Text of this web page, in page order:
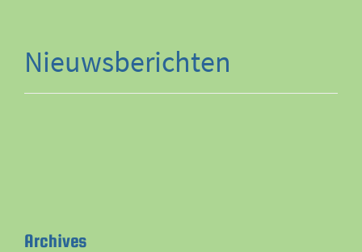
Nieuwsberichten
Archives